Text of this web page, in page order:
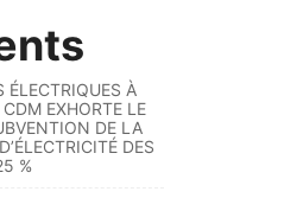
ÉLECTRIQUES À
EXHORTE LE
DE LA
DES
%